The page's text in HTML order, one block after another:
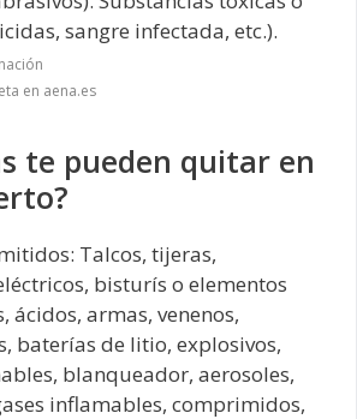
sangre infectada, etc.).
en aena.es
te pueden quitar en
Talcos, tijeras,
bisturís o elementos
ácidos, armas, venenos,
baterías de litio, explosivos,
blanqueador, aerosoles,
inflamables, comprimidos,